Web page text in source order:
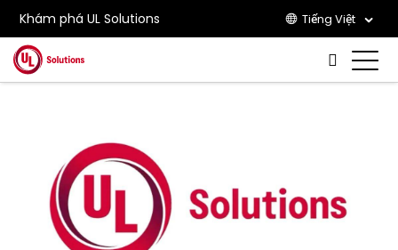
Khám phá UL Solutions Tiếng Việt
Skip to main content